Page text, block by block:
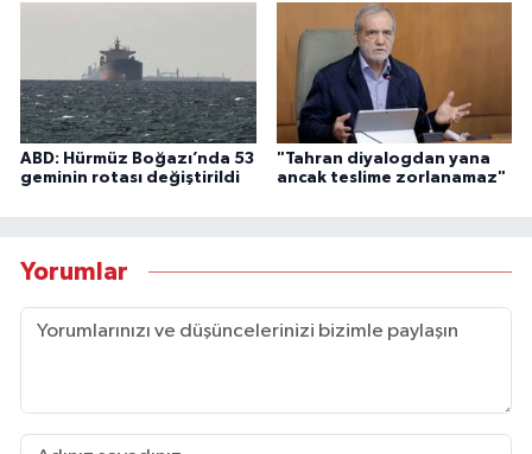
ABD: Hürmüz Boğazı’nda 53
geminin rotası değiştirildi
"Tahran diyalogdan yana
ancak teslime zorlanamaz"
Yorumlar